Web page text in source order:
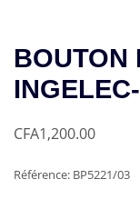
BOUTON
CFA1,200.00
Référence: BP5221/03